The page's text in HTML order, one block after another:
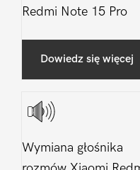
Redmi Note 15 Pro
Dowiedz się więcej
Wymiana głośnika